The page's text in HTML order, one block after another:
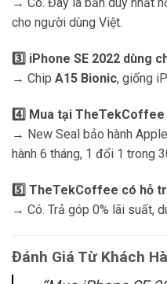
cho người dùng Việt.
3️⃣ iPhone SE 2022 dùng
→ Chip A15 Bionic, giống
4️⃣ Mua tại
→ New Seal bảo hành
hành 6 tháng, 1 đổi 1 trong
5️⃣ TheTekCoffee có hỗ
→ Có. Trả góp 0% lãi suất,
Đánh Giá Từ Khách